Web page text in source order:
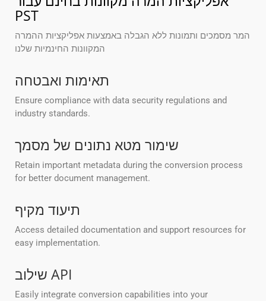
PST
המר מסמכים ותמונות ללא הגבלה באמצעות אפליקציות ההמרה
המקוונות החינמיות שלנו
תאימות ואבטחה
Ensure compliance with data security regulations and
industry standards.
שימור מטא נתונים של מסמך
Retain important metadata during the conversion process
for better document management.
תיעוד מקיף
Access detailed documentation and support resources for
easy implementation.
שילוב API
Easily integrate conversion capabilities into your